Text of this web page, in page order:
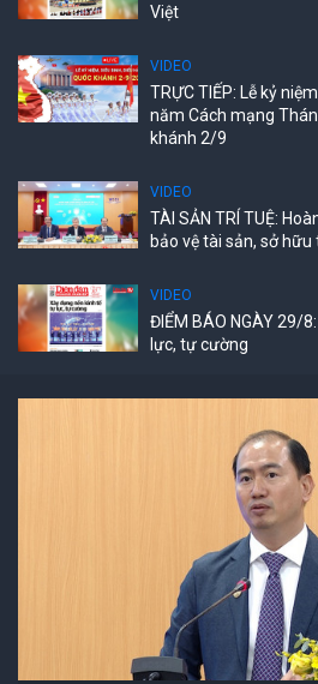
Việt
VIDEO
TRỰC TIẾP: Lễ kỷ
năm Cách mạng
khánh 2/9
VIDEO
TÀI SẢN TRÍ TUỆ:
bảo vệ tài sản, sở
VIDEO
ĐIỂM BÁO NGÀY 29/
lực, tự cường